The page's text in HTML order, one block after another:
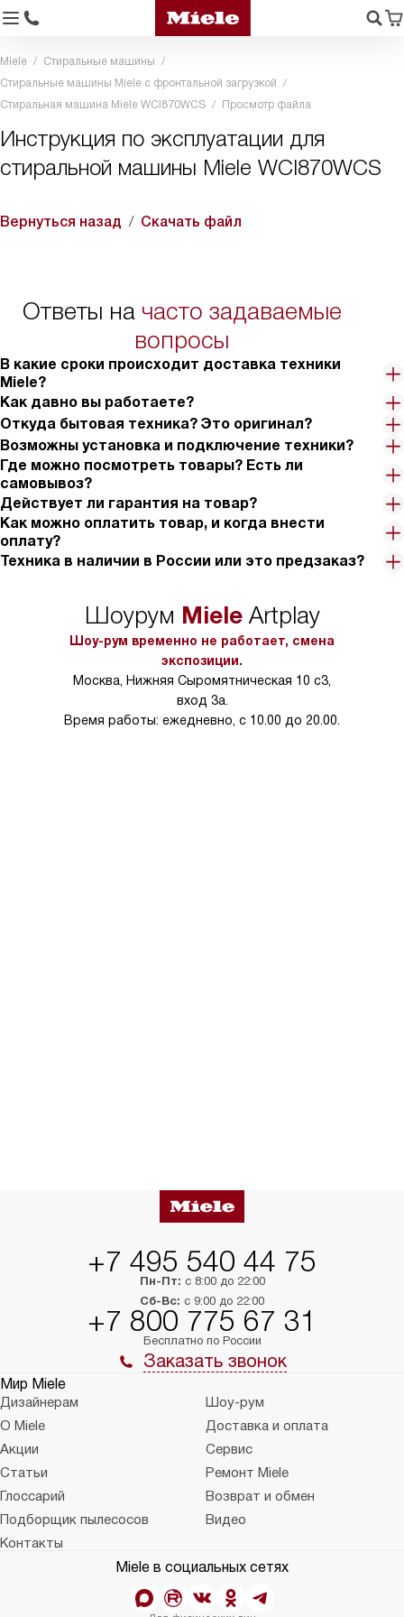
Miele
Стиральные машины
Стиральные машины Miele с фронтальной загрузкой
Стиральная машина Miele WCI870WCS
Просмотр файла
Инструкция по эксплуатации для
стиральной машины Miele WCI870WCS
Вернуться назад Скачать файл
Ответы на часто задаваемые
вопросы
В какие сроки происходит доставка техники
Miele?
Как давно вы работаете?
Откуда бытовая техника? Это оригинал?
Возможны установка и подключение техники?
Где можно посмотреть товары? Есть ли
самовывоз?
Действует ли гарантия на товар?
Как можно оплатить товар, и когда внести
оплату?
Техника в наличии в России или это предзаказ?
Шоурум MieleArtplay
Шоу-рум временно не работает, смена
экспозиции.
Москва, Нижняя Сыромятническая 10 с3,
вход 3а.
Время работы: ежедневно, с 10.00 до 20.00.
+7 495 540 44 75
Пн-Пт: с 8:00 до 22:00
Сб-Вс: с 9:00 до 22:00
+7 800 775 67 31
Бесплатно по России
Заказать звонок
Мир Miele
Дизайнерам
Шоу-рум
О Miele
Доставка и оплата
Акции
Сервис
Статьи
Ремонт Miele
Глоссарий
Возврат и обмен
Подборщик пылесосов
Видео
Контакты
Miele в социальных сетях